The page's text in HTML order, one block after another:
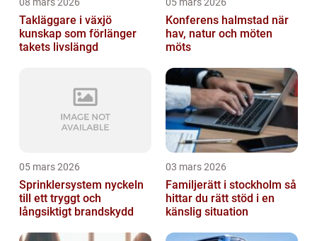
Takläggare i växjö
kunskap som förlänger
takets livslängd
Konferens halmstad när
hav, natur och möten
möts
05 mars 2026
Sprinklersystem nyckeln
till ett tryggt och
långsiktigt brandskydd
03 mars 2026
Familjerätt i stockholm så
hittar du rätt stöd i en
känslig situation